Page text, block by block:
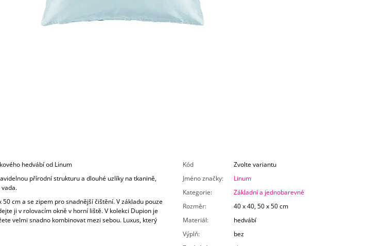
hedvábí od Linum
přírodní strukturu a dlouhé uzlíky na tkanině,
cm a se zipem pro snadnější čištění. V základu pouze
ji v rolovacím okně v horní liště. V kolekci Dupion je
velmi snadno kombinovat mezi sebou. Luxus, který
Kód
Zvolte variantu
Jméno značky:
Linum
Kategorie:
Základní a jednobarevné
Rozměr:
40 x 40, 50 x 50 cm
Materiál:
hedvábí
Výplň:
bez